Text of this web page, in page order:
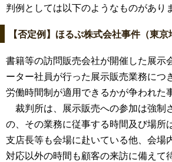
判例としては以下のようなものがあり
【否定例】ほるぷ株式会社事件（東京
書籍等の訪問販売会社が開催した展示
ーター社員が行った展示販売業務につ
労働時間制が適用できるかが争われた
裁判所は、展示販売への参加は強制
の、その業務に従事する時間及び場所
支店長等も会場に赴いている他、会場
対応以外の時間も顧客の来訪に備えて